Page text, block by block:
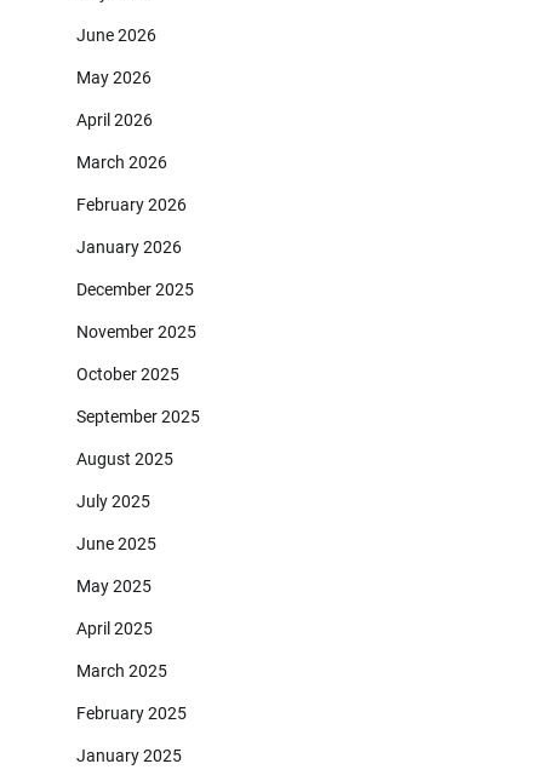
June 2026
May 2026
April 2026
March 2026
February 2026
January 2026
December 2025
November 2025
October 2025
September 2025
August 2025
July 2025
June 2025
May 2025
April 2025
March 2025
February 2025
January 2025